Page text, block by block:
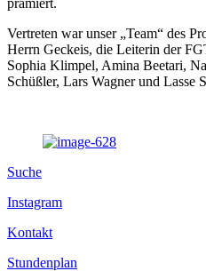
Vertreten war unser „Team“ des
Herrn Geckeis, die Leiterin der
Sophia Klimpel, Amina Beetari,
Schüßler, Lars Wagner und Lasse
Suche
Instagram
Kontakt
Stundenplan